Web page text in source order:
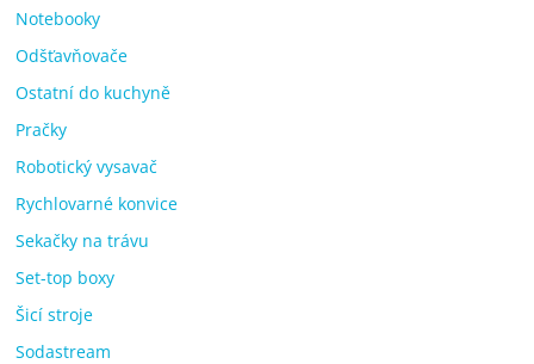
Notebooky
Odšťavňovače
Ostatní do kuchyně
Pračky
Robotický vysavač
Rychlovarné konvice
Sekačky na trávu
Set-top boxy
Šicí stroje
Sodastream